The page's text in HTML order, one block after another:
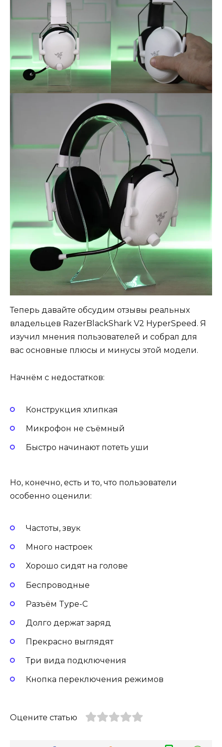
Теперь давайте обсудим отзывы реальных
владельцев RazerBlackShark V2 HyperSpeed. Я
изучил мнения пользователей и собрал для
вас основные плюсы и минусы этой модели.
Начнём с недостатков:
Конструкция хлипкая
Микрофон не съёмный
Быстро начинают потеть уши
Но, конечно, есть и то, что пользователи
особенно оценили:
Частоты, звук
Много настроек
Хорошо сидят на голове
Беспроводные
Разъём Type-C
Долго держат заряд
Прекрасно выглядят
Три вида подключения
Кнопка переключения режимов
Оцените статью